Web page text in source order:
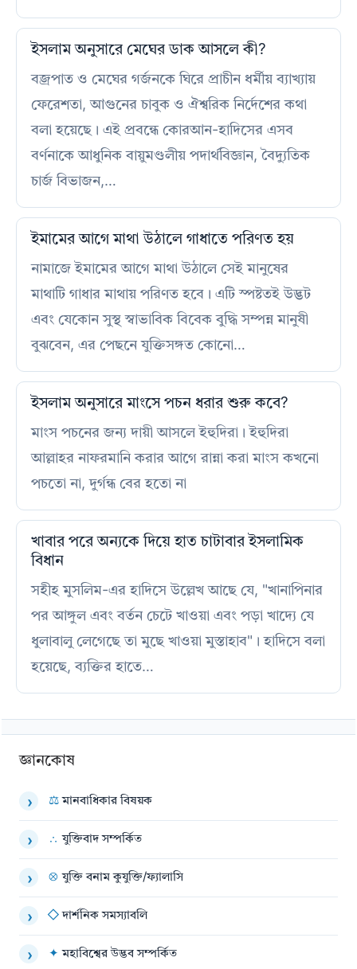
ইসলাম অনুসারে মেঘের ডাক আসলে কী?
বজ্রপাত ও মেঘের গর্জনকে ঘিরে প্রাচীন ধর্মীয় ব্যাখ্যায়
ফেরেশতা, আগুনের চাবুক ও ঐশ্বরিক নির্দেশের কথা
বলা হয়েছে। এই প্রবন্ধে কোরআন-হাদিসের এসব
বর্ণনাকে আধুনিক বায়ুমণ্ডলীয় পদার্থবিজ্ঞান, বৈদ্যুতিক
চার্জ বিভাজন,…
ইমামের আগে মাথা উঠালে গাধাতে পরিণত হয়
নামাজে ইমামের আগে মাথা উঠালে সেই মানুষের
মাথাটি গাধার মাথায় পরিণত হবে। এটি স্পষ্টতই উদ্ভট
এবং যেকোন সুস্থ স্বাভাবিক বিবেক বুদ্ধি সম্পন্ন মানুষী
বুঝবেন, এর পেছনে যুক্তিসঙ্গত কোনো…
ইসলাম অনুসারে মাংসে পচন ধরার শুরু কবে?
মাংস পচনের জন্য দায়ী আসলে ইহুদিরা। ইহুদিরা
আল্লাহর নাফরমানি করার আগে রান্না করা মাংস কখনো
পচতো না, দুর্গন্ধ বের হতো না
খাবার পরে অন্যকে দিয়ে হাত চাটাবার ইসলামিক
বিধান
সহীহ মুসলিম-এর হাদিসে উল্লেখ আছে যে, "খানাপিনার
পর আঙ্গুল এবং বর্তন চেটে খাওয়া এবং পড়া খাদ্যে যে
ধুলাবালু লেগেছে তা মুছে খাওয়া মুস্তাহাব"। হাদিসে বলা
হয়েছে, ব্যক্তির হাতে…
জ্ঞানকোষ
› ⚖ মানবাধিকার বিষয়ক
› ∴ যুক্তিবাদ সম্পর্কিত
› ⊗ যুক্তি বনাম কুযুক্তি/ফ্যালাসি
› ◇ দার্শনিক সমস্যাবলি
› ✦ মহাবিশ্বের উদ্ভব সম্পর্কিত